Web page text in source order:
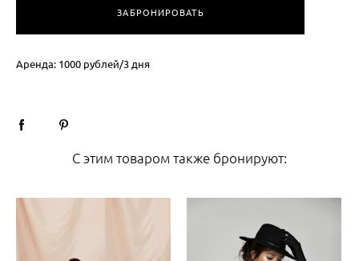
ЗАБРОНИРОВАТЬ
Аренда: 1000 рублей/3 дня
С этим товаром также бронируют: